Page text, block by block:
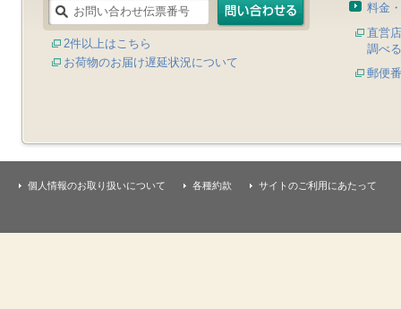
2件以上はこちら
お荷物のお届け遅延状況について
料金
直営
調べる
郵便
個人情報のお取り扱いについて 各種約款 サイトのご利用にあたって